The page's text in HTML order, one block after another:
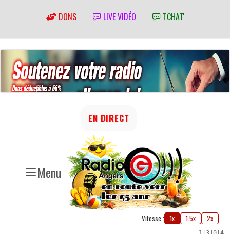
DONS LIVE VIDÉO TCHAT'
Menu
EN DIRECT
Vitesse : 1x 1.5x 2x